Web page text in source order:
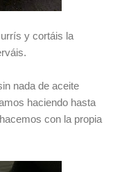
y cortáis la
nada de aceite
haciendo hasta
con la propia